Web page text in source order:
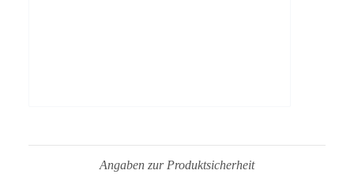
Angaben zur Produktsicherheit